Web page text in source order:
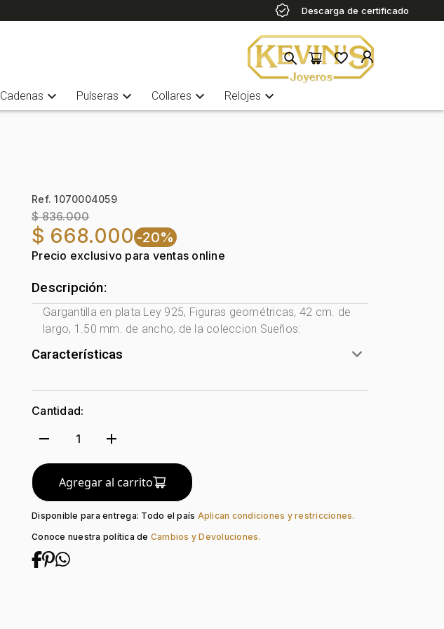
Descarga de certificado
Cadenas expand_more Pulseras expand_more Collares expand_more Relojes expand_more
Ref. 1070004059
$ 836.000
$ 668.000-20%
Precio exclusivo para ventas online
Descripción:
Gargantilla en plata Ley 925, Figuras geométricas, 42 cm. de
largo, 1.50 mm. de ancho, de la coleccion Sueños:
Características
Género: Mujer
Tono Metal:
Metal: Plata Ley 925
Tejido:
Figuras Geométricas
Longitud: 42
Tipo de terminado: Liso
Pico Loro
Cantidad:
remove 1 add
Agregar al carrito
Disponible para entrega: Todo el país Aplican condiciones y restricciones.
Conoce nuestra política de Cambios y Devoluciones.